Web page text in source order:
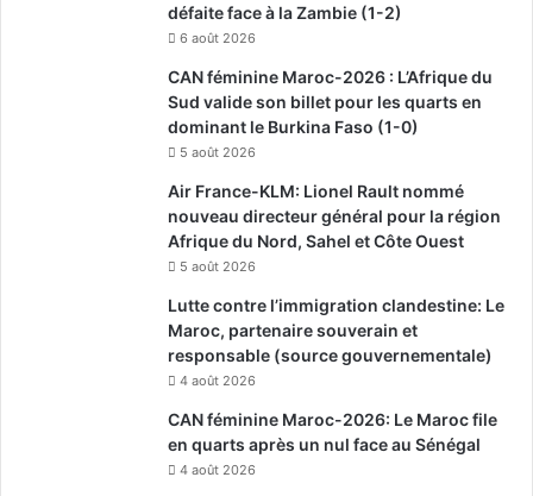
défaite face à la Zambie (1-2)
6 août 2026
CAN féminine Maroc-2026 : L’Afrique du
Sud valide son billet pour les quarts en
dominant le Burkina Faso (1-0)
5 août 2026
Air France-KLM: Lionel Rault nommé
nouveau directeur général pour la région
Afrique du Nord, Sahel et Côte Ouest
5 août 2026
Lutte contre l’immigration clandestine: Le
Maroc, partenaire souverain et
responsable (source gouvernementale)
4 août 2026
CAN féminine Maroc-2026: Le Maroc file
en quarts après un nul face au Sénégal
4 août 2026